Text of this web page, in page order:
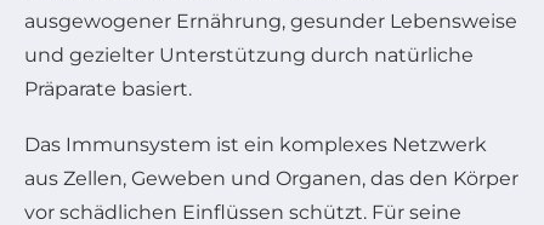
ausgewogener Ernährung, gesunder Lebensweise
und gezielter Unterstützung durch natürliche
Präparate basiert.
Das Immunsystem ist ein komplexes Netzwerk
aus Zellen, Geweben und Organen, das den Körper
vor schädlichen Einflüssen schützt. Für seine